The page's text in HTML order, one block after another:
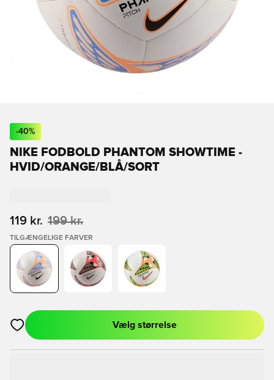
-40%
NIKE FODBOLD PHANTOM SHOWTIME -
HVID/ORANGE/BLÅ/SORT
119 kr. 199 kr.
TILGÆNGELIGE FARVER
Åbner en Modal til at logge ind eller tilmelde dig som medlem
Vælg størrelse